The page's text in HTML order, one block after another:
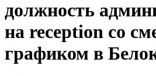
должность
на reception со
графиком в